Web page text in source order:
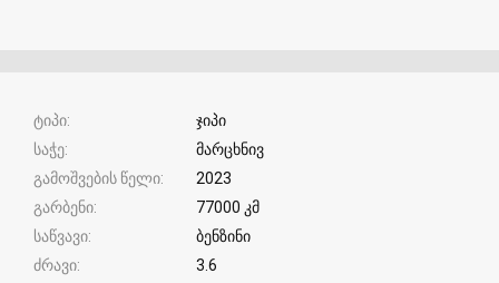
ტიპი
ჯიპი
საჭე
მარცხნივ
გამოშვების წელი
2023
გარბენი
77000 კმ
საწვავი
ბენზინი
ძრავი
3.6